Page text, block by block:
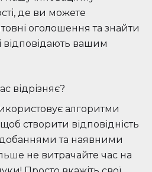
де ви можете
оголошення та знайти
відповідають вашим
відрізняє?
алгоритми
створити відповідність
та наявними
не витрачайте час на